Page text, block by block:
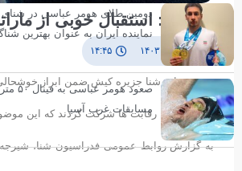
سعادت: استقبال خوبی از
۱ خرداد ۱۴۰۳ ۱۴:۴۵
مربی در این رقابت ها شرکت کردند که این
دومین طلای هومر عباسی در شنای
نماینده ایران به عنوان بهترین
صعود
مسابقات غرب آسیا